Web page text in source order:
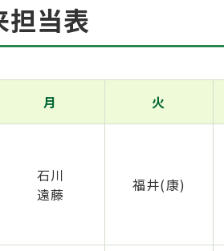
担当表
月 火
石川
遠藤
福井(康)